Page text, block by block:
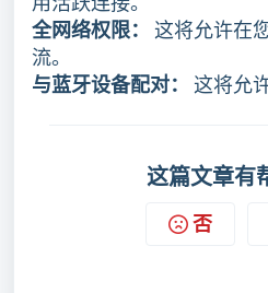
全网络权限：
这将允许在
流。
与蓝牙设备配对： 这将允
这篇文章有
否